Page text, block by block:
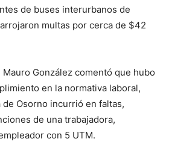
de buses interurbanos de
multas por cerca de $42
González comentó que hubo
en la normativa laboral,
Osorno incurrió en faltas,
de una trabajadora,
con 5 UTM.